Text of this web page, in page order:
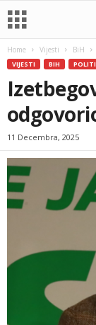
Home Vijesti BiH
VIJESTI BIH
11 Decembra, 2025